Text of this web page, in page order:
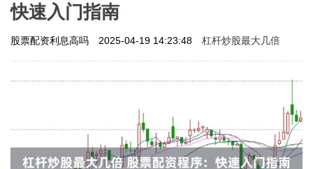
快速入门指南
股票配资利息高吗 2025-04-19 14:23:48 杠杆炒股最大几倍